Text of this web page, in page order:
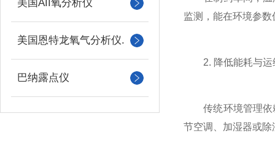
美国AII氧分析仪
美国恩特龙氧气分析仪.
巴纳露点仪
监测，能在环境参
2. 降低能耗与运
传统环境管理依赖
节空调、加湿器或除